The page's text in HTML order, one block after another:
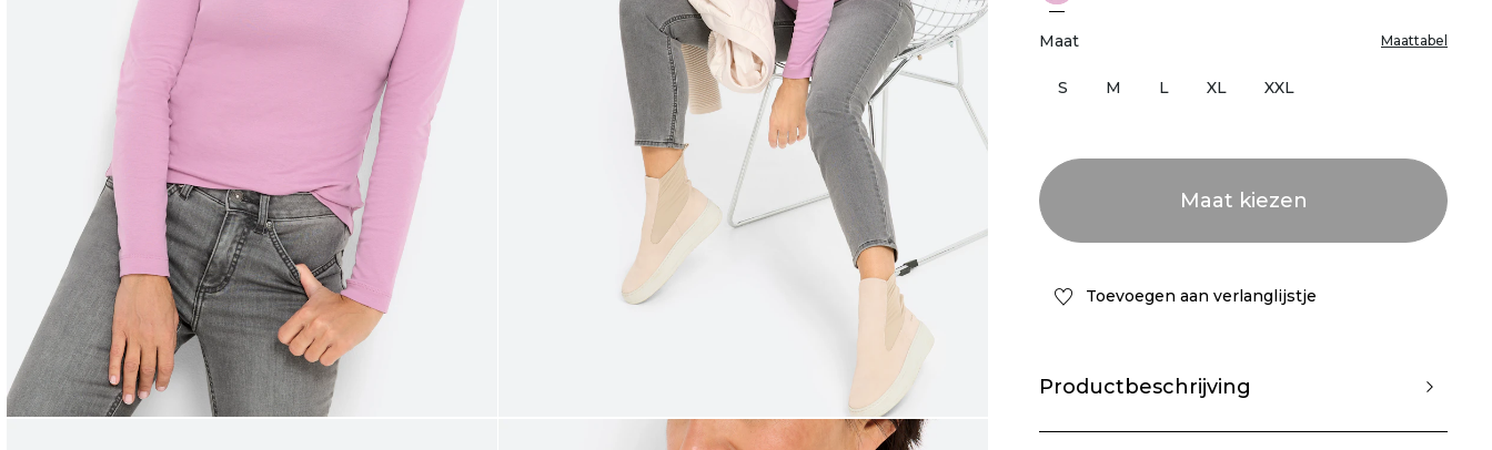
Maat Maattabel
S M L XL XXL
Toevoegen aan verlanglijstje
Productbeschrijving